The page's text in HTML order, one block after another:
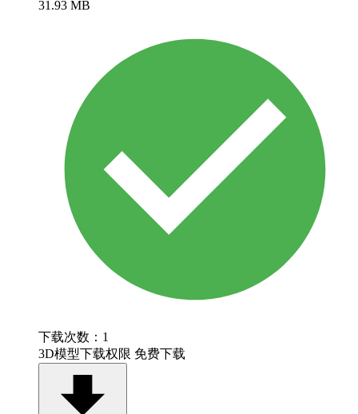
31.93 MB
下载次数：1
3D模型下载权限 免费下载